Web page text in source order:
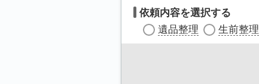
依頼内容を選択する
遺品整理
生前整理